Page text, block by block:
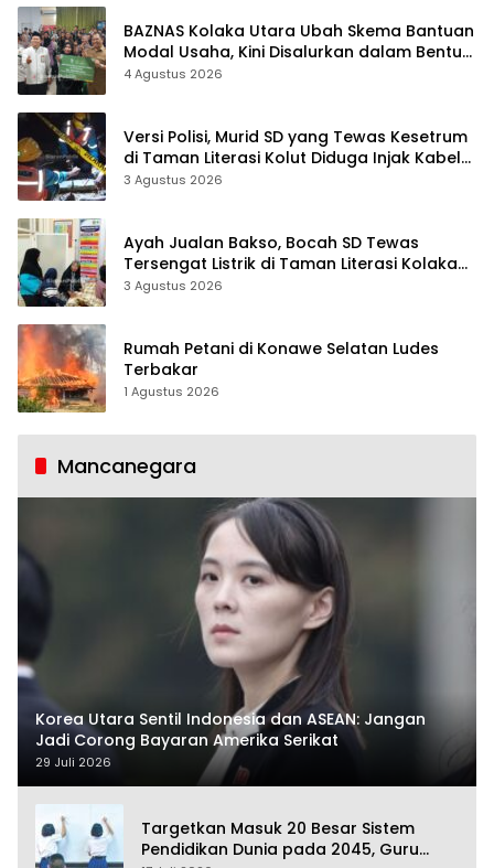
BAZNAS Kolaka Utara Ubah Skema Bantuan
Modal Usaha, Kini Disalurkan dalam Bentuk
Barang Senilai Rp419,5 Juta
4 Agustus 2026
Versi Polisi, Murid SD yang Tewas Kesetrum
di Taman Literasi Kolut Diduga Injak Kabel
Beraliran Listrik
3 Agustus 2026
Ayah Jualan Bakso, Bocah SD Tewas
Tersengat Listrik di Taman Literasi Kolaka
Utara
3 Agustus 2026
Rumah Petani di Konawe Selatan Ludes
Terbakar
1 Agustus 2026
Mancanegara
Korea Utara Sentil Indonesia dan ASEAN: Jangan
Jadi Corong Bayaran Amerika Serikat
29 Juli 2026
Targetkan Masuk 20 Besar Sistem
Pendidikan Dunia pada 2045, Guru